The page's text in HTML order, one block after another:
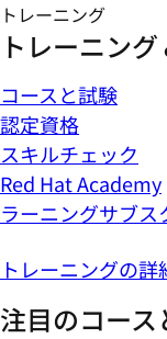
トレーニング
トレーニン
コースと試験
認定資格
スキルチェック
Red Hat Academy
ラーニングサブス
トレーニングの詳
注目のコース